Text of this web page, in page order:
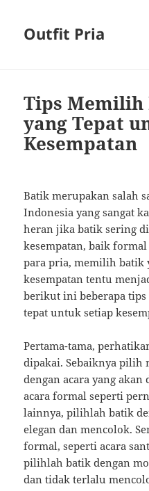
Outfit Pria
Tips
yang Tepat
Kesempatan
Batik merupakan salah
Indonesia yang sangat
heran jika batik sering
kesempatan, baik
para pria, memilih batik
kesempatan tentu
berikut ini beberapa
tepat untuk setiap
Pertama-tama,
dipakai. Sebaiknya pilih
dengan acara yang
acara formal seperti
lainnya, pilihlah batik
elegan dan mencolok.
formal, seperti acara
pilihlah batik dengan
dan tidak terlalu